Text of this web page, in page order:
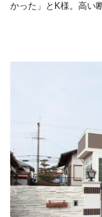
かった」とK様。高い
いそう。また、ホコ